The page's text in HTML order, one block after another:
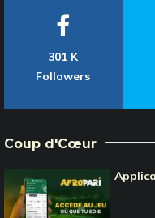
301 K
Followers
Coup d'Cœur